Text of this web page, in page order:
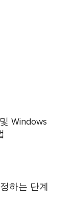
Windows
하는 단계